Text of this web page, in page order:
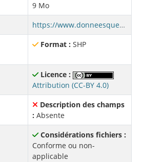
9 Mo
https://www.donneesquebec.ca/recherche/dataset/46f9e38c-7802-4a78-80bb-a0d7faa46b78/resource/99107b6e-5f04-497d-ad7b-fefa8d6b9744/download/metadonnees_releveslidar_originaux.zip
Format : SHP
Licence :
Attribution (CC-BY 4.0)
Description des champs
: Absente
Considérations fichiers :
Conforme ou non-
applicable